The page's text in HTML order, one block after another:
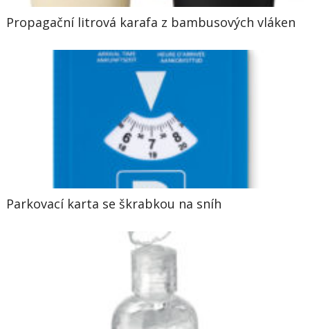
Propagační litrová karafa z bambusových vláken
Parkovací karta se škrabkou na sníh